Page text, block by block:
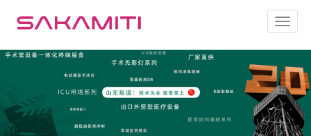
Toggle